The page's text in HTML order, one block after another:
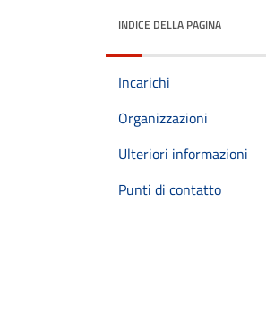
INDICE DELLA PAGINA
Incarichi
Organizzazioni
Ulteriori informazioni
Punti di contatto